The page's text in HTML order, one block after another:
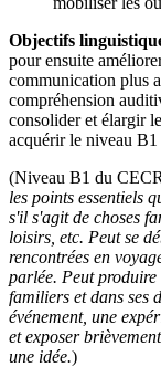
Objectifs
pour ensuite
communication plus
compréhension
consolider et élargir
acquérir le niveau B1
(Niveau B1 du
les points essentiels
s'il s'agit de choses
loisirs, etc. Peut se
rencontrées en
parlée. Peut produire
familiers et dans ses
événement, une
et exposer
une idée.)